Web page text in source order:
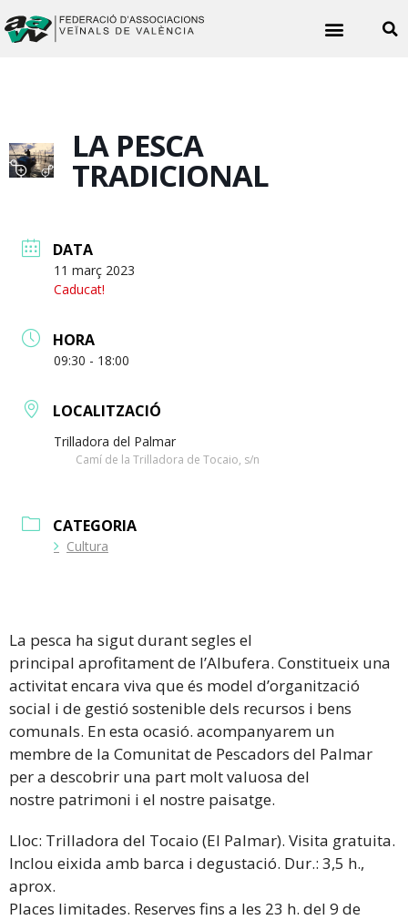
LA PESCA
TRADICIONAL
DATA
11 març 2023
Caducat!
HORA
09:30 - 18:00
LOCALITZACIÓ
Trilladora del Palmar
Camí de la Trilladora de Tocaio, s/n
CATEGORIA
Cultura
La pesca ha sigut durant segles el
principal aprofitament de l’Albufera. Constitueix una
activitat encara viva que és model d’organització
social i de gestió sostenible dels recursos i bens
comunals. En esta ocasió. acompanyarem un
membre de la Comunitat de Pescadors del Palmar
per a descobrir una part molt valuosa del
nostre patrimoni i el nostre paisatge.
Lloc: Trilladora del Tocaio (El Palmar). Visita gratuita.
Inclou eixida amb barca i degustació. Dur.: 3,5 h.,
aprox.
Places limitades. Reserves fins a les 23 h. del 9 de